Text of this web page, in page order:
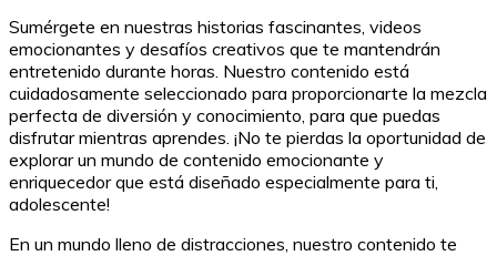
Sumérgete en nuestras historias fascinantes, videos
emocionantes y desafíos creativos que te mantendrán
entretenido durante horas. Nuestro contenido está
cuidadosamente seleccionado para proporcionarte la mezcla
perfecta de diversión y conocimiento, para que puedas
disfrutar mientras aprendes. ¡No te pierdas la oportunidad de
explorar un mundo de contenido emocionante y
enriquecedor que está diseñado especialmente para ti,
adolescente!
En un mundo lleno de distracciones, nuestro contenido te